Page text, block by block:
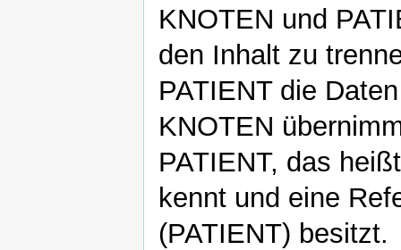
KNOTEN und
den Inhalt zu
PATIENT die
KNOTEN
PATIENT, das
kennt und eine
(PATIENT) besitzt.